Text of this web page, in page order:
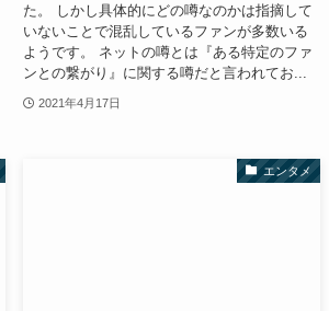
た。 しかし具体的にどの噂なのかは指摘して
いないことで混乱しているファンが多数いる
ようです。 ネットの噂とは『ある特定のファ
ンとの繋がり』に関する噂だと言われてお...
2021年4月17日
エンタメ